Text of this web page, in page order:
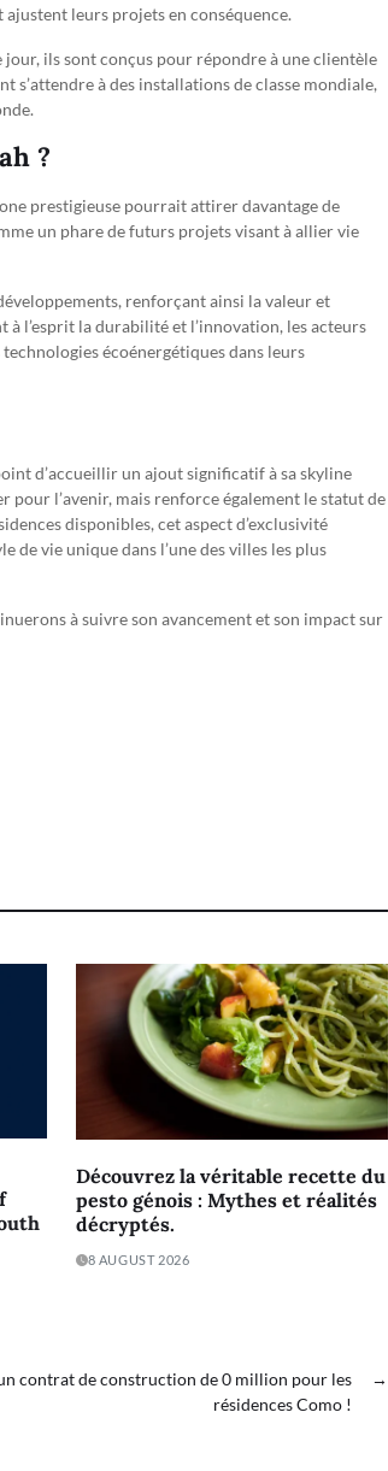
leurs projets en conséquence.
jour, ils sont conçus pour répondre à une clientèle
s’attendre à des installations de classe mondiale,
?
prestigieuse pourrait attirer davantage de
un phare de futurs projets visant à allier vie
renforçant ainsi la valeur et
à l’esprit la durabilité et l’innovation, les acteurs
écoénergétiques dans leurs
d’accueillir un ajout significatif à sa skyline
pour l’avenir, mais renforce également le statut de
disponibles, cet aspect d’exclusivité
de vie unique dans l’une des villes les plus
à suivre son avancement et son impact sur
Découvrez la véritable recette du
pesto génois : Mythes et réalités
décryptés.
8 AUGUST 2026
→
contrat de construction de 0 million pour les
résidences Como !